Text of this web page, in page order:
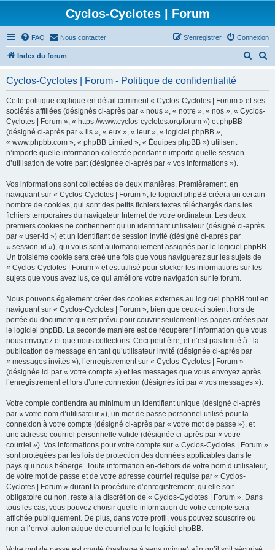
Cyclos-Cyclotes | Forum
FAQ Nous contacter Connexion
S’enregistrer
Index du forum
h
e
Cyclos-Cyclotes | Forum - Politique de confidentialité
Cette politique explique en détail comment « Cyclos-Cyclotes | Forum » et ses
sociétés affiliées (désignés ci-après par « nous », « notre », « nos », « Cyclos-
Cyclotes | Forum », « https://www.cyclos-cyclotes.org/forum ») et phpBB
(désigné ci-après par « ils », « eux », « leur », « logiciel phpBB »,
« www.phpbb.com », « phpBB Limited », « Équipes phpBB ») utilisent
n’importe quelle information collectée pendant n’importe quelle session
d’utilisation de votre part (désignée ci-après par « vos informations »).
Vos informations sont collectées de deux manières. Premièrement, en
naviguant sur « Cyclos-Cyclotes | Forum », le logiciel phpBB créera un certain
nombre de cookies, qui sont des petits fichiers textes téléchargés dans les
fichiers temporaires du navigateur Internet de votre ordinateur. Les deux
premiers cookies ne contiennent qu’un identifiant utilisateur (désigné ci-après
par « user-id ») et un identifiant de session invité (désigné ci-après par
« session-id »), qui vous sont automatiquement assignés par le logiciel phpBB.
Un troisième cookie sera créé une fois que vous naviguerez sur les sujets de
« Cyclos-Cyclotes | Forum » et est utilisé pour stocker les informations sur les
sujets que vous avez lus, ce qui améliore votre navigation sur le forum.
Nous pouvons également créer des cookies externes au logiciel phpBB tout en
naviguant sur « Cyclos-Cyclotes | Forum », bien que ceux-ci soient hors de
portée du document qui est prévu pour couvrir seulement les pages créées par
le logiciel phpBB. La seconde manière est de récupérer l’information que vous
nous envoyez et que nous collectons. Ceci peut être, et n’est pas limité à : la
publication de message en tant qu’utilisateur invité (désignée ci-après par
« messages invités »), l’enregistrement sur « Cyclos-Cyclotes | Forum »
(désignée ici par « votre compte ») et les messages que vous envoyez après
l’enregistrement et lors d’une connexion (désignés ici par « vos messages »).
Votre compte contiendra au minimum un identifiant unique (désigné ci-après
par « votre nom d’utilisateur »), un mot de passe personnel utilisé pour la
connexion à votre compte (désigné ci-après par « votre mot de passe »), et
une adresse courriel personnelle valide (désignée ci-après par « votre
courriel »). Vos informations pour votre compte sur « Cyclos-Cyclotes | Forum »
sont protégées par les lois de protection des données applicables dans le
pays qui nous héberge. Toute information en-dehors de votre nom d’utilisateur,
de votre mot de passe et de votre adresse courriel requise par « Cyclos-
Cyclotes | Forum » durant la procédure d’enregistrement, qu’elle soit
obligatoire ou non, reste à la discrétion de « Cyclos-Cyclotes | Forum ». Dans
tous les cas, vous pouvez choisir quelle information de votre compte sera
affichée publiquement. De plus, dans votre profil, vous pouvez souscrire ou
non à l’envoi automatique de courriel par le logiciel phpBB.